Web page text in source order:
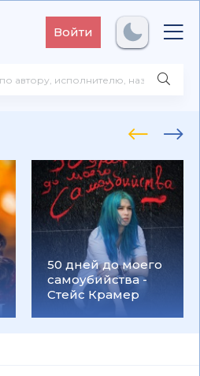
Войти
50 дней до моего
самоубийства -
Стейс Крамер